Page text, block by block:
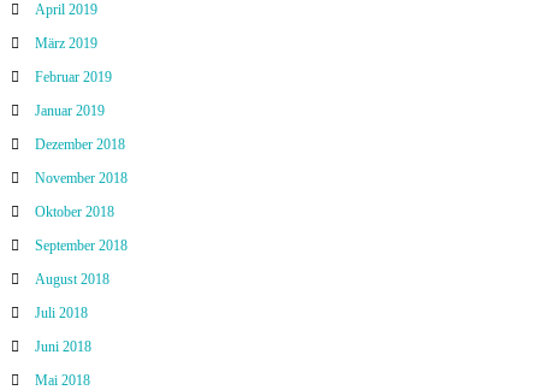
April 2019
März 2019
Februar 2019
Januar 2019
Dezember 2018
November 2018
Oktober 2018
September 2018
August 2018
Juli 2018
Juni 2018
Mai 2018